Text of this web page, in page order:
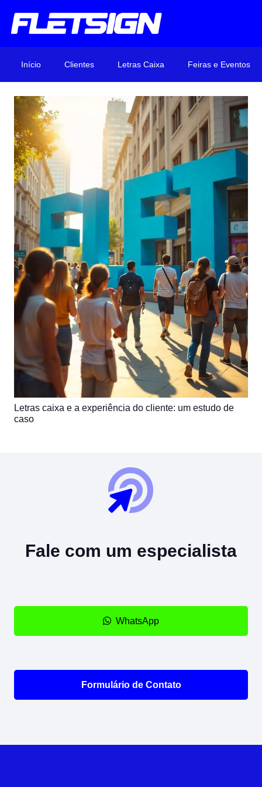
Início Clientes Letras Caixa Feiras e Eventos
Letras caixa e a experiência do cliente: um estudo de
caso
Fale com um especialista
WhatsApp
Formulário de Contato